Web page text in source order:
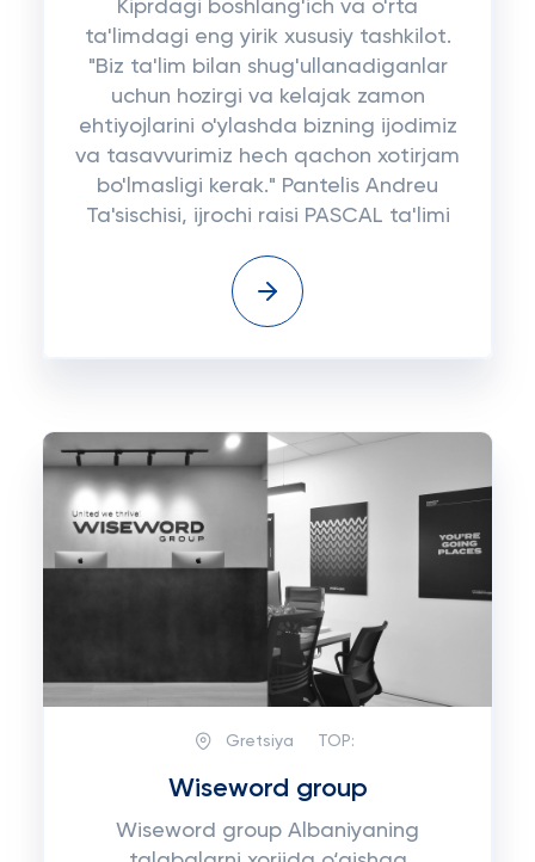
Kiprdagi boshlang'ich va o'rta
ta'limdagi eng yirik xususiy tashkilot.
"Biz ta'lim bilan shug'ullanadiganlar
uchun hozirgi va kelajak zamon
ehtiyojlarini o'ylashda bizning ijodimiz
va tasavvurimiz hech qachon xotirjam
bo'lmasligi kerak." Pantelis Andreu
Ta'sischisi, ijrochi raisi PASCAL ta'limi
Gretsiya TOP:
Wiseword group
Wiseword group Albaniyaning